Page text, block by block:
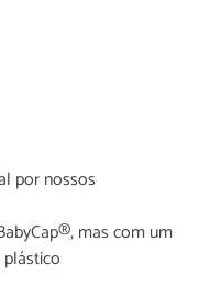
por nossos
mas com um